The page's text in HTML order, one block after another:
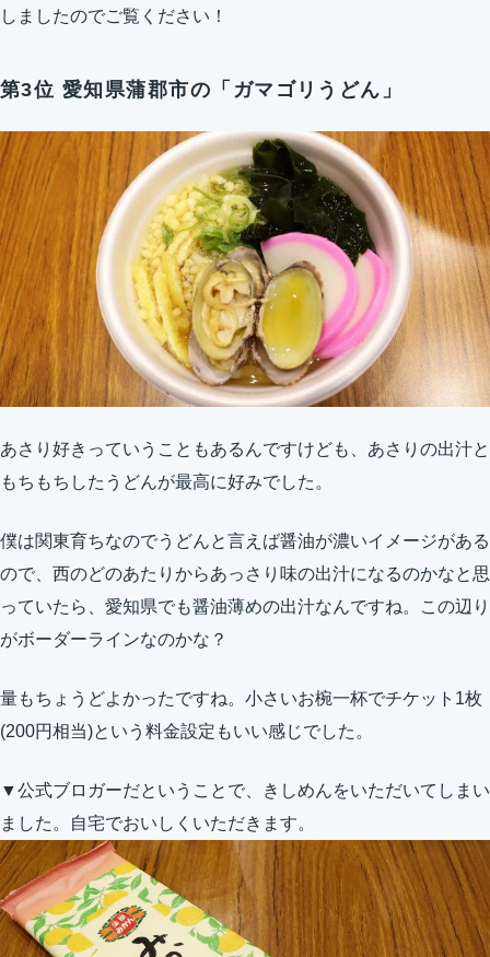
しましたのでご覧ください！
第3位 愛知県蒲郡市の「ガマゴリうどん」
あさり好きっていうこともあるんですけども、あさりの出汁と
もちもちしたうどんが最高に好みでした。
僕は関東育ちなのでうどんと言えば醤油が濃いイメージがある
ので、西のどのあたりからあっさり味の出汁になるのかなと思
っていたら、愛知県でも醤油薄めの出汁なんですね。この辺り
がボーダーラインなのかな？
量もちょうどよかったですね。小さいお椀一杯でチケット1枚
(200円相当)という料金設定もいい感じでした。
▼公式ブロガーだということで、きしめんをいただいてしまい
ました。自宅でおいしくいただきます。